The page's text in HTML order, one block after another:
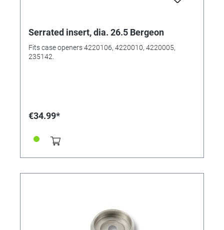
Serrated insert, dia. 26.5 Bergeon
Fits case openers 4220106, 4220010, 4220005,
235142.
€34.99*